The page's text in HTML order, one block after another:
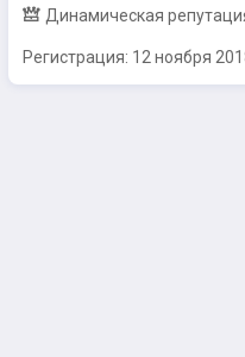
Динамическая
Регистрация: 12 ноября